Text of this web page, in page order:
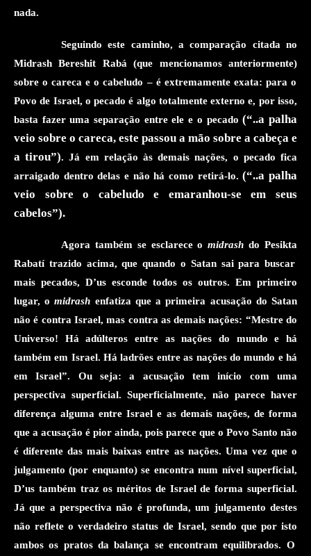
nada.
Seguindo este caminho,a comparação citada no
MidrashBereshit Rabá (que mencionamos anteriormente)
sobre o careca e o cabeludo –é extremamente exata: para o
Povo de Israel, o pecado é algo totalmenteexterno e, por isso,
basta fazer uma separação entre ele e o pecado (“..a palha
veio sobre o careca, este passou a mão sobre a cabeça e
a tirou”). Já em relação às demais nações, o pecado fica
arraigado dentro delas e não há como retirá-lo. (“..a palha
veio sobre o cabeludo e emaranhou-se em seus
cabelos”).
Agora também se esclarece omidrash doPesikta
Rabatítrazido acima, que quando o Satan sai para buscar
mais pecados, D’us esconde todos os outros. Em primeiro
lugar, omidrash enfatiza que a primeira acusação do Satan
não é contra Israel, mas contra as demais nações: “Mestre do
Universo! Há adúlteros entre as nações do mundo e há
também em Israel. Há ladrões entre as nações do mundo e há
em Israel”. Ou seja: a acusação tem início com uma
perspectiva superficial. Superficialmente, não parece haver
diferença alguma entre Israel e as demais nações, de forma
que a acusação é pior ainda, pois parece que o Povo Santo não
é diferente das mais baixas entre as nações. Uma vez que o
julgamento (por enquanto)se encontra num nível superficial,
D’us também traz os méritos de Israel de forma superficial.
Já que a perspectiva não é profunda, um julgamento destes
não reflete o verdadeiro status de Israel, sendo que por isto
ambos os pratos da balança se encontram equilibrados. O